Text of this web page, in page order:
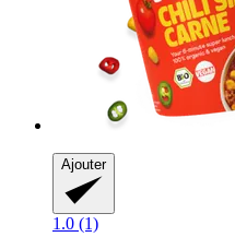
Ajouter
1.0 (1)